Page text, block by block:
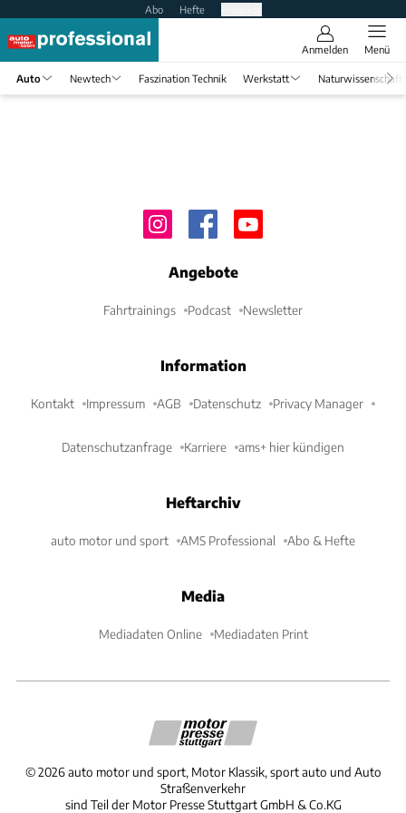
Abo Hefte
Anmelden Menü
Auto Newtech Faszination Technik Werkstatt Naturwissenschaft
Angebote
Fahrtrainings Podcast Newsletter
Information
Kontakt Impressum AGB Datenschutz Privacy Manager
Datenschutzanfrage Karriere ams+ hier kündigen
Heftarchiv
auto motor und sport AMS Professional Abo & Hefte
Media
Mediadaten Online Mediadaten Print
©2026 auto motor und sport, Motor Klassik, sport auto und Auto
Straßenverkehr
sind Teil der Motor Presse Stuttgart GmbH & Co.KG